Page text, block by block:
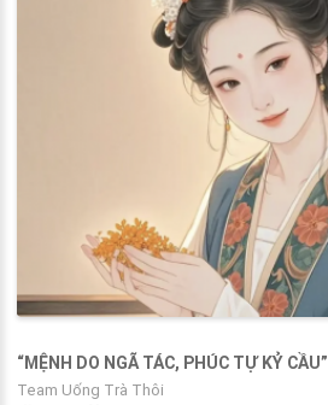
“MỆNH DO NGÃ TÁC, PHÚC TỰ KỶ CẦU”
Team Uống Trà Thôi